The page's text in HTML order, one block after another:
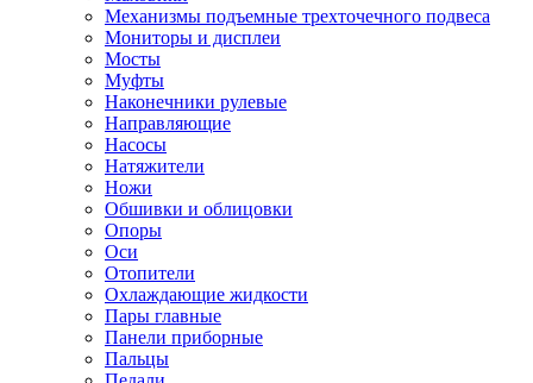
Механизмы подъемные трехточечного подвеса
Мониторы и дисплеи
Мосты
Муфты
Наконечники рулевые
Направляющие
Насосы
Натяжители
Ножи
Обшивки и облицовки
Опоры
Оси
Отопители
Охлаждающие жидкости
Пары главные
Панели приборные
Пальцы